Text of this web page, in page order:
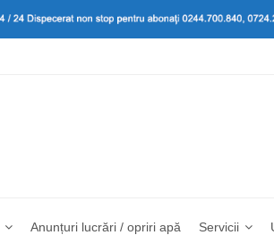
Anunțuri lucrări / opriri apă Servicii